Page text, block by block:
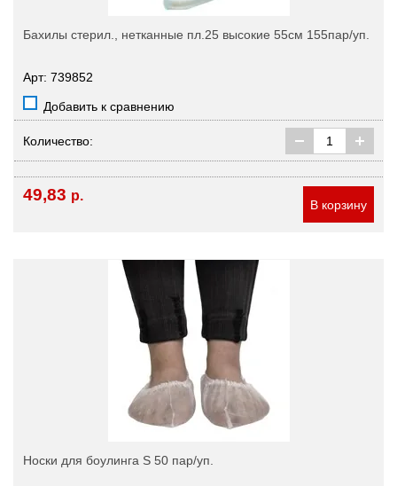
Бахилы стерил., нетканные пл.25 высокие 55см 155пар/уп.
Арт: 739852
Добавить к сравнению
Количество:
49,83 р.
В корзину
Носки для боулинга S 50 пар/уп.